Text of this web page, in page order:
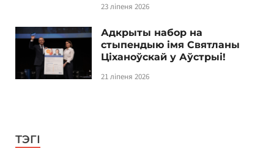
23 ліпеня 2026
Адкрыты набор на
стыпендыю імя Святланы
Ціханоўскай у Аўстрыі!
21 ліпеня 2026
ТЭГІ